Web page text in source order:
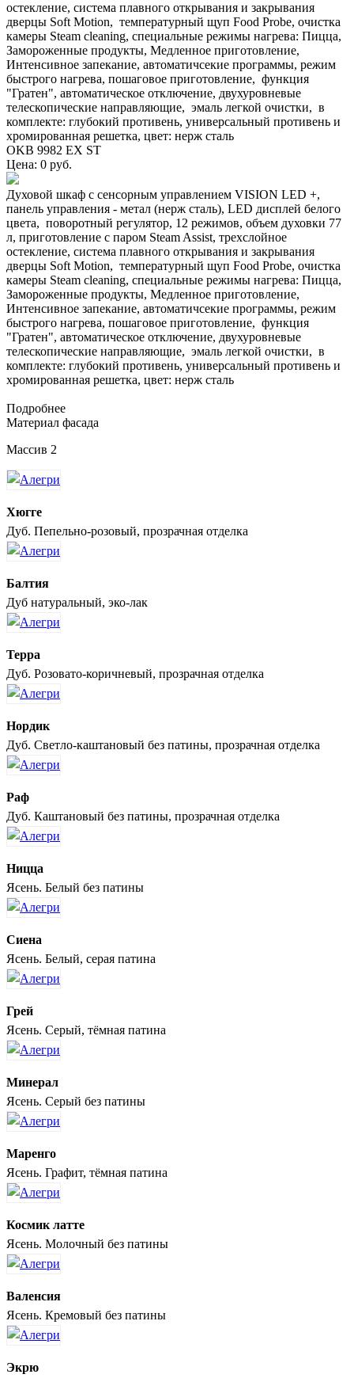
остекление, система плавного открывания и закрывания
дверцы Soft Motion, температурный щуп Food Probe, очистка
камеры Steam cleaning, специальные режимы нагрева: Пицца,
Замороженные продукты, Медленное приготовление,
Интенсивное запекание, автоматичсекие программы, режим
быстрого нагрева, пошаговое приготовление, функция
"Гратен", автоматическое отключение, двухуровневые
телескопические направляющие, эмаль легкой очистки, в
комплекте: глубокий противень, универсальный противень и
хромированная решетка, цвет: нерж сталь
OKB 9982 EX ST
Цена: 0 руб.
Духовой шкаф с сенсорным управлением VISION LED +,
панель управления - метал (нерж сталь), LED дисплей белого
цвета, поворотный регулятор, 12 режимов, объем духовки 77
л, приготовление c паром Steam Assist, трехслойное
остекление, система плавного открывания и закрывания
дверцы Soft Motion, температурный щуп Food Probe, очистка
камеры Steam cleaning, специальные режимы нагрева: Пицца,
Замороженные продукты, Медленное приготовление,
Интенсивное запекание, автоматичсекие программы, режим
быстрого нагрева, пошаговое приготовление, функция
"Гратен", автоматическое отключение, двухуровневые
телескопические направляющие, эмаль легкой очистки, в
комплекте: глубокий противень, универсальный противень и
хромированная решетка, цвет: нерж сталь
Подробнее
Материал фасада
Массив 2
Хюгге
Дуб. Пепельно-розовый, прозрачная отделка
Балтия
Дуб натуральный, эко-лак
Терра
Дуб. Розовато-коричневый, прозрачная отделка
Нордик
Дуб. Светло-каштановый без патины, прозрачная отделка
Раф
Дуб. Каштановый без патины, прозрачная отделка
Ницца
Ясень. Белый без патины
Сиена
Ясень. Белый, серая патина
Грей
Ясень. Серый, тёмная патина
Минерал
Ясень. Серый без патины
Маренго
Ясень. Графит, тёмная патина
Космик латте
Ясень. Молочный без патины
Валенсия
Ясень. Кремовый без патины
Экрю